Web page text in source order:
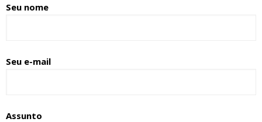
Seu nome
Seu e-mail
Assunto